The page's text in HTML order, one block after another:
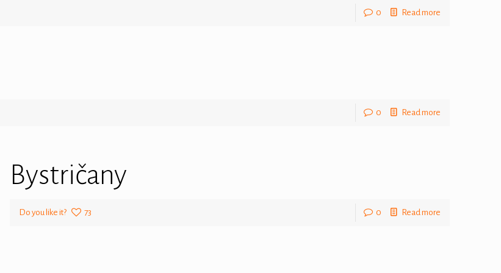
0 Read more
0 Read more
Bystričany
Do you like it? 73 0 Read more